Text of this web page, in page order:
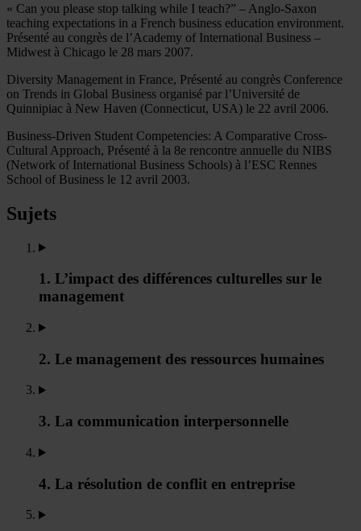
« Can you please stop talking while I teach?” – Anglo-Saxon
teaching expectations in a French business education environment.
Présenté au congrès de l’Academy of International Business –
Midwest à Chicago le 28 mars 2007.
Diversity Management in France, Présenté au congrès Conference
on Trends in Global Business organisé par l’Université de
Quinnipiac à New Haven (Connecticut, USA) le 22 avril 2006.
Business-Driven Student Competencies: A Comparative Cross-
Cultural Approach, Présenté à la 8e rencontre annuelle du NIBS
(Network of International Business Schools) à l’ESC Rennes
School of Business le 12 avril 2003.
Sujets
1. L’impact des différences culturelles sur le
management
2. Le management des ressources humaines
3. La communication interpersonnelle
4. La résolution de conflit en entreprise